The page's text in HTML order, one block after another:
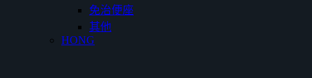
免治便座
其他
HONG